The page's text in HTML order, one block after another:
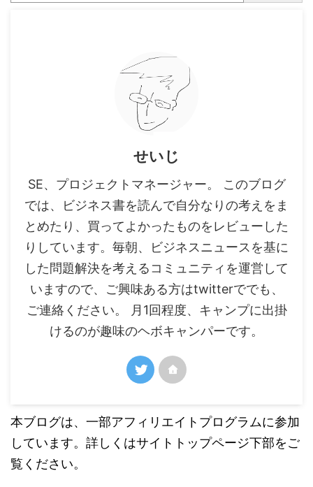
せいじ
SE、プロジェクトマネージャー。 このブログ
では、ビジネス書を読んで自分なりの考えをま
とめたり、買ってよかったものをレビューした
りしています。毎朝、ビジネスニュースを基に
した問題解決を考えるコミュニティを運営して
いますので、ご興味ある方はtwitterででも、
ご連絡ください。 月1回程度、キャンプに出掛
けるのが趣味のヘボキャンパーです。
本ブログは、一部アフィリエイトプログラムに参加
しています。詳しくはサイトトップページ下部をご
覧ください。